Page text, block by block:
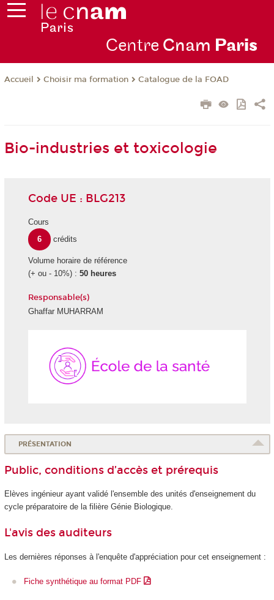
Centre Cnam Paris
Accueil Choisir ma formation Catalogue de la FOAD
Bio-industries et toxicologie
Code UE : BLG213
Cours
6
crédits
Volume horaire de référence
(+ ou - 10%) : 50 heures
Responsable(s)
Ghaffar MUHARRAM
PRÉSENTATION
Public, conditions d’accès et prérequis
Elèves ingénieur ayant validé l'ensemble des unités d'enseignementdu
cycle préparatoire de la filière Génie Biologique.
L'avis des auditeurs
Les dernières réponses à l'enquête d'appréciation pour cet enseignement :
Fiche synthétique au format PDF